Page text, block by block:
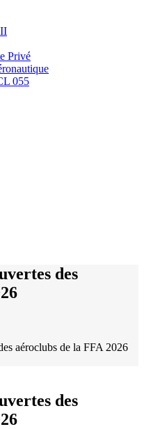
Privé
055
des
aéroclubs de la FFA 2026
des